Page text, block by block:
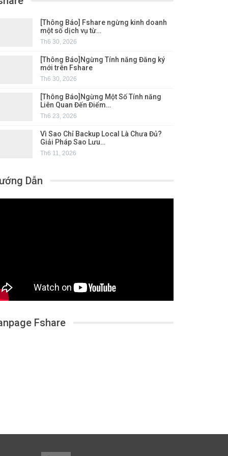
[Thông Báo] Fshare ngừng kinh doanh
một số dịch vụ từ…
Th6 30, 2026
[Thông Báo]Ngừng Tính năng Đăng ký
mới trên Fshare
Th6 30, 2026
[Thông Báo]Ngừng Một Số Tính năng
Liên Quan Đến Điểm…
Th6 23, 2026
Vì Sao Chỉ Backup Local Là Chưa Đủ?
Giải Pháp Sao Lưu…
Th6 11, 2026
Dẫn
Fshare